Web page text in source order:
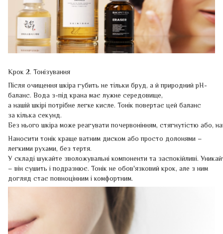
Крок 2. Тонізування
Після очищення шкіра губить не тільки бруд, а й природний pH-
баланс. Вода з-під крана має лужне середовище,
а нашій шкірі потрібне легке кисле. Тонік повертає цей баланс
за кілька секунд.
Без нього шкіра може реагувати почервонінням, стягнутістю або,
Наносити тонік краще ватним диском або просто долонями –
легкими рухами, без тертя.
У складі шукайте зволожувальні компоненти та заспокійливі.
– він сушить і подразнює. Тонік не обов'язковий крок, але з ним
догляд стає повноцінним і комфортним.